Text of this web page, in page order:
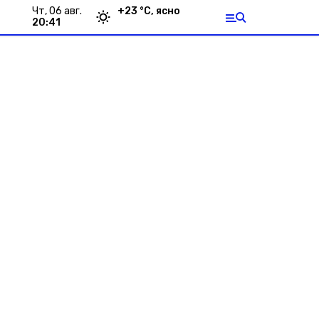
чт, 06 авг.
20:41
+23 °С, ясно